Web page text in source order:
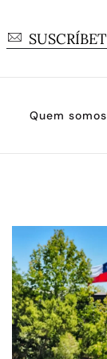
Quem somos